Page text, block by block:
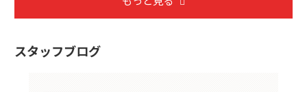
スタッフブログ